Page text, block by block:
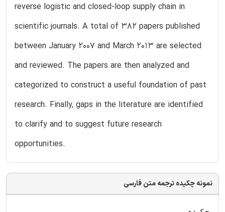
reverse logistic and closed-loop supply chain in
scientific journals. A total of 382 papers published
between January 2007 and March 2013 are selected
and reviewed. The papers are then analyzed and
categorized to construct a useful foundation of past
research. Finally, gaps in the literature are identified
to clarify and to suggest future research
opportunities.
نمونه چکیده ترجمه متن فارسی